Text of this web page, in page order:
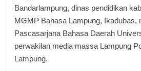
Bandarlampung, dinas pendidikan
MGMP Bahasa Lampung, Ikadubas,
Pascasarjana Bahasa Daerah
perwakilan media massa Lampung
Lampung.